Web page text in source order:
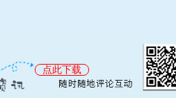
点此下载